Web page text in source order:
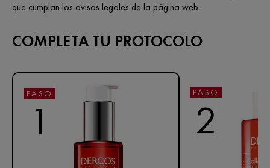
que cumplan los avisos legales de la página web.
COMPLETA TU PROTOCOLO
PASO
1
PASO
2